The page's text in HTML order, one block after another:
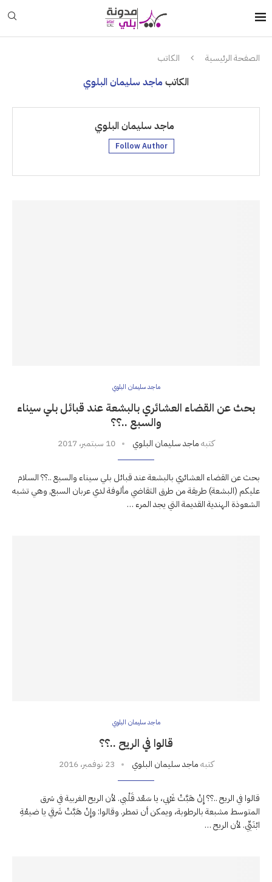
الصفحة الرئيسية الكاتب
الكاتب ماجد سليمان البلوي
ماجد سليمان البلوي
Follow Author
ماجد سليمان البلوي
بحث عن القضاء العشائري بالبشعة عند قبائل بلي سيناء
والسبع ..؟؟
كتبهماجد سليمان البلوي 10 سبتمبر، 2017
بحث عن القضاء العشائري بالبشعة عند قبائل بلي سيناء والسبع ..؟؟ السلام
عليكم (البشعة) طريقة من طرق التقاضي مألوفة لدي عربان السبع, وهي تشبه
الشعوذة الهندية القديمة التي يجد المرء …
ماجد سليمان البلوي
قالوا في الريح ..؟؟
كتبهماجد سليمان البلوي 23 نوفمبر، 2016
قالوا في الريح ..؟؟ إِنْ هَبَّتْ غَرْبي، يا سَعْد قَلْبي. لأن الريح الغربية في شرق
المتوسط مشبعة بالرطوبة، ويمكن أن تمطر. وقالوا: وإِنْ هَبَّتْ شَرقي يا ضيعْةِ
ابْنَيِّي. لأن الريح …